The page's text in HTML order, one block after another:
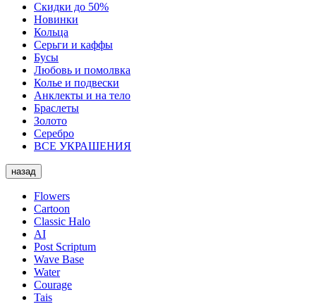
Скидки до 50%
Новинки
Кольца
Серьги и каффы
Бусы
Любовь и помолвка
Колье и подвески
Анклекты и на тело
Браслеты
Золото
Серебро
ВСЕ УКРАШЕНИЯ
назад
Flowers
Cartoon
Classic Halo
AI
Post Scriptum
Wave Base
Water
Courage
Tais